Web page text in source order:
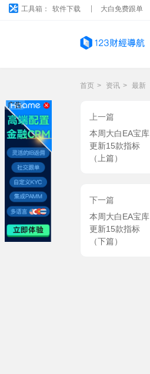
工具箱： 软件下载 大白免费跟单
首页 > 资讯 > 最新
上一篇
本周大白EA宝库
更新15款指标
（上篇）
下一篇
本周大白EA宝库
更新15款指标
（下篇）
广告